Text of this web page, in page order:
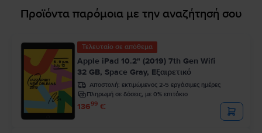
Προϊόντα παρόμοια με την αναζήτησή σου
Τελευταίο σε απόθεμα
Apple iPad 10.2" (2019) 7th Gen Wifi
32 GB, Space Gray, Εξαιρετικό
Αποστολή: εκτιμώμενος 2-5 εργάσιμες ημέρες
Πληρωμή σε δόσεις, με 0% επιτόκιο
13699 €